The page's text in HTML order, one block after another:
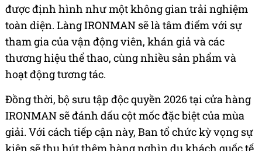
được định hình như một không gian trải nghiệm
toàn diện. Làng IRONMAN sẽ là tâm điểm với sự
tham gia của vận động viên, khán giả và các
thương hiệu thể thao, cùng nhiều sản phẩm và
hoạt động tương tác.
Đồng thời, bộ sưu tập độc quyền 2026 tại cửa hàng
IRONMAN sẽ đánh dấu cột mốc đặc biệt của mùa
giải. Với cách tiếp cận này, Ban tổ chức kỳ vọng sự
kiện sẽ thu hút thêm hàng nghìn du khách quốc tế,